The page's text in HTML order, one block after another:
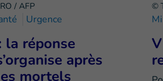
/ AFP
Urgence
la réponse
après
mortels
©